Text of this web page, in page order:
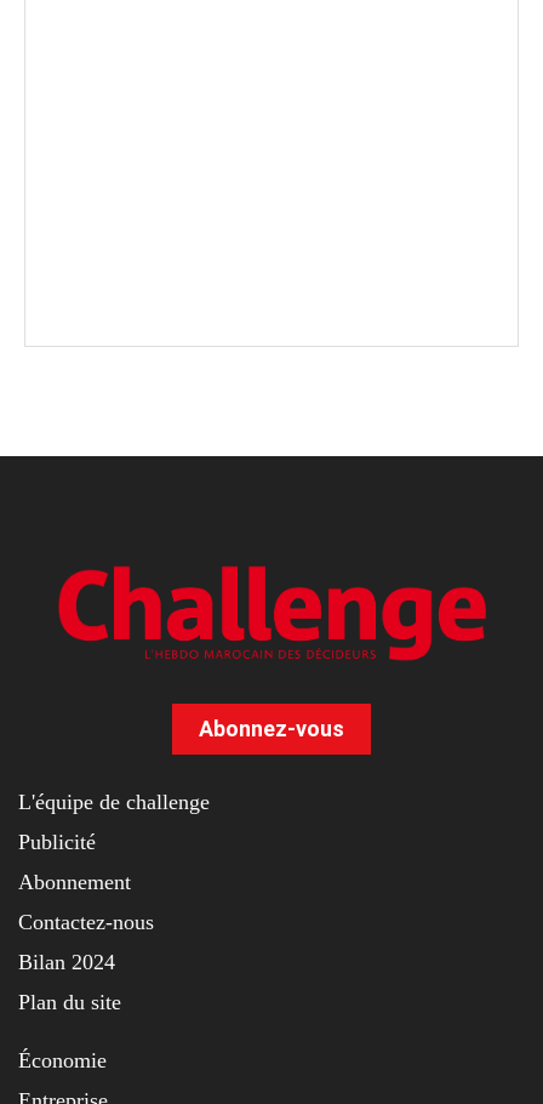
Abonnez-vous
L'équipe de challenge
Publicité
Abonnement
Contactez-nous
Bilan 2024
Plan du site
Économie